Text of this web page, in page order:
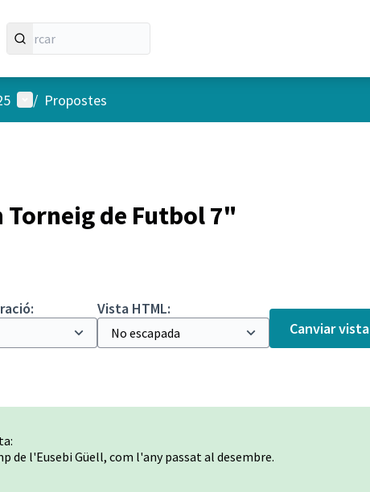
Menú d'usuari
/ Propostes
Torneig de Futbol 7"
Vista HTML:
Canviar vista
de l'Eusebi Güell, com l'any passat al desembre.